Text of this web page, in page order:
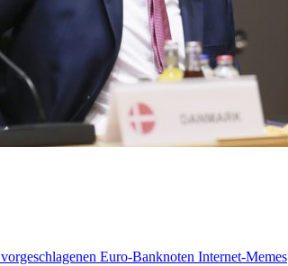
Euro-Banknoten Internet-Memes